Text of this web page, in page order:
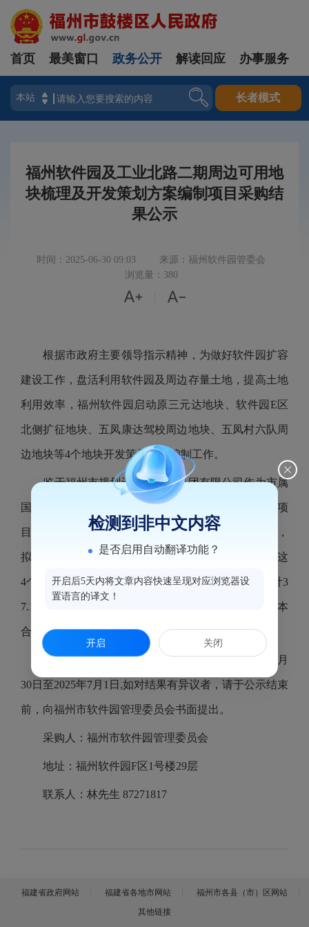
登录
首页 最美窗口 政务公开 解读回应 办事服务
长者模式
福州软件园及工业北路二期周边可用地
块梳理及开发策划方案编制项目采购结
果公示
时间：2025-06-30 09:03
来源：福州软件园管委会
浏览量：380
 
根据市政府主要领导指示精神，为做好软件园扩容
建设工作，盘活利用软件园及周边存量土地，提高土地
利用效率，福州软件园启动原三元达地块、软件园E区
北侧扩征地块、五凤康达驾校周边地块、五凤村六队周
边地块等4个地块开发策划方案编制工作。
鉴于福州市规划设计研究院集团有限公司作为市属
国企，对福州市地块情况较为了解，且前期参与了该项
目现场踏勘及地块梳理工作，我委按照有关文件精神，
拟直接委托福州市规划设计研究院集团有限公司编制这
4个地块的开发策划方案。按照取费标准计算费用总计3
7.18万元，经双方友好协商，优惠后按照30万元签订本
合同。
本次采购结果公示1个工作日，公示时间:2025年6月
30日至2025年7月1日,如对结果有异议者，请于公示结束
前，向福州市软件园管理委员会书面提出。
采购人：福州市软件园管理委员会
地址：福州软件园F区1号楼29层
联系人：林先生 87271817
福建省政府网站 福建省各地市网站
福州市各县（市）区网站
其他链接
检测到非中文内容
是否启用自动翻译功能？
开启后5天内将文章内容快速呈现对应浏览器设
置语言的译文！
开启 关闭